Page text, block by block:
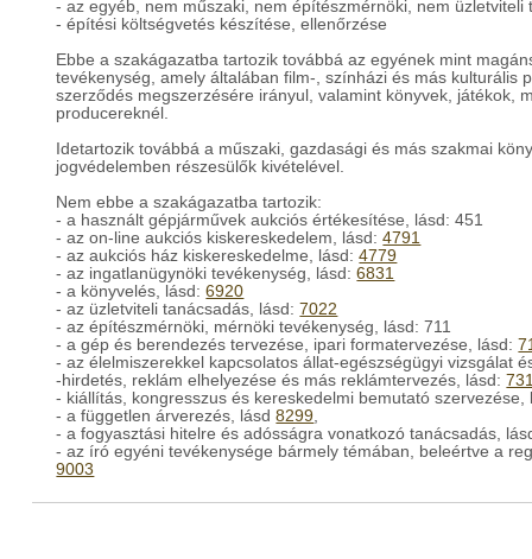
- az egyéb, nem műszaki, nem építészmérnöki, nem üzletviteli
- építési költségvetés készítése, ellenőrzése
Ebbe a szakágazatba tartozik továbbá az egyének mint
tevékenység, amely általában film-, színházi és más kulturális
szerződés megszerzésére irányul, valamint könyvek, játékok,
producereknél.
Idetartozik továbbá a műszaki, gazdasági és más szakmai
jogvédelemben részesülők kivételével.
Nem ebbe a szakágazatba tartozik:
- a használt gépjárművek aukciós értékesítése, lásd: 451
- az on-line aukciós kiskereskedelem, lásd:4791
- az aukciós ház kiskereskedelme, lásd:4779
- az ingatlanügynöki tevékenység, lásd:6831
- a könyvelés, lásd:6920
- az üzletviteli tanácsadás, lásd:7022
- az építészmérnöki, mérnöki tevékenység, lásd: 711
- a gép és berendezés tervezése, ipari formatervezése, lásd:
- az élelmiszerekkel kapcsolatos állat-egészségügyi vizsgálat
-hirdetés, reklám elhelyezése és más reklámtervezés, lásd:
- kiállítás, kongresszus és kereskedelmi bemutató
- a független árverezés, lásd8299,
- a fogyasztási hitelre és adósságra vonatkozó tanácsadás,
- az író egyéni tevékenysége bármely témában, beleértve a
9003